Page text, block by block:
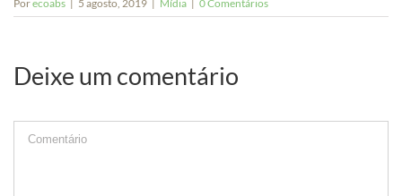
Porecoabs 5 agosto, 2019 Mídia 0 Comentários
Deixe um comentário
Comment